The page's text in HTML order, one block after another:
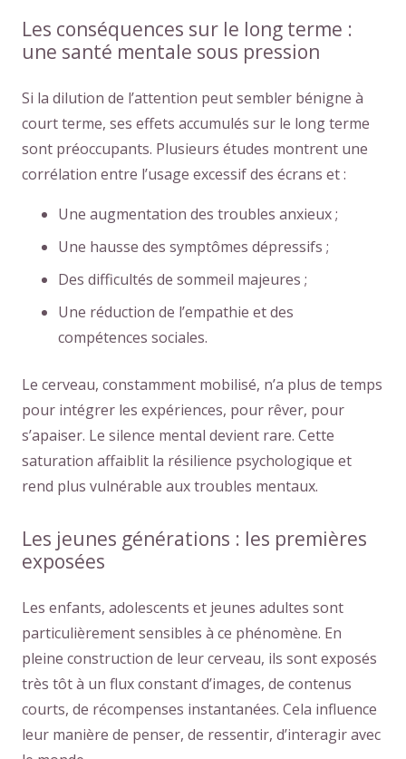
Les conséquences sur le long terme :
une santé mentale sous pression
Si la dilution de l’attention peut sembler bénigne à
court terme, ses effets accumulés sur le long terme
sont préoccupants. Plusieurs études montrent une
corrélation entre l’usage excessif des écrans et :
Une augmentation des troubles anxieux ;
Une hausse des symptômes dépressifs ;
Des difficultés de sommeil majeures ;
Une réduction de l’empathie et des
compétences sociales.
Le cerveau, constamment mobilisé, n’a plus de temps
pour intégrer les expériences, pour rêver, pour
s’apaiser. Le silence mental devient rare. Cette
saturation affaiblit la résilience psychologique et
rend plus vulnérable aux troubles mentaux.
Les jeunes générations : les premières
exposées
Les enfants, adolescents et jeunes adultes sont
particulièrement sensibles à ce phénomène. En
pleine construction de leur cerveau, ils sont exposés
très tôt à un flux constant d’images, de contenus
courts, de récompenses instantanées. Cela influence
leur manière de penser, de ressentir, d’interagir avec